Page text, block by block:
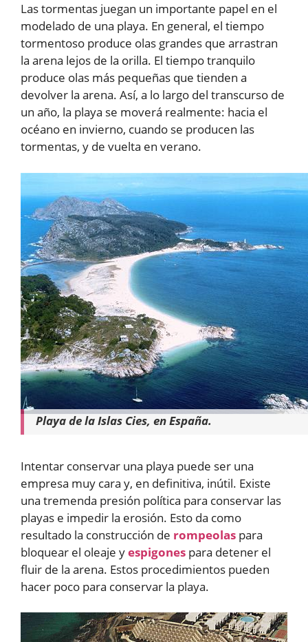
Las tormentas juegan un importante papel en el
modelado de una playa. En general, el tiempo
tormentoso produce olas grandes que arrastran
la arena lejos de la orilla. El tiempo tranquilo
produce olas más pequeñas que tienden a
devolver la arena. Así, a lo largo del transcurso de
un año, la playa se moverá realmente: hacia el
océano en invierno, cuando se producen las
tormentas, y de vuelta en verano.
Playa de la Islas Cies, en España.
Intentar conservar una playa puede ser una
empresa muy cara y, en definitiva, inútil. Existe
una tremenda presión política para conservar las
playas e impedir la erosión. Esto da como
resultado la construcción de rompeolas para
bloquear el oleaje yespigones para detener el
fluir de la arena. Estos procedimientos pueden
hacer poco para conservar la playa.